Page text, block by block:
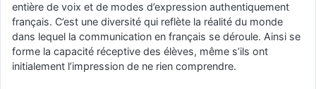
entière de voix et de modes d’expression authentiquement
français. C’est une diversité qui reflète la réalité du monde
dans lequel la communication en français se déroule. Ainsi se
forme la capacité réceptive des élèves, même s’ils ont
initialement l’impression de ne rien comprendre.